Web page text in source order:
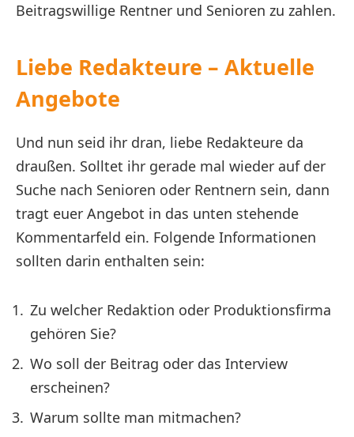
Beitragswillige Rentner und Senioren zu zahlen.
Liebe Redakteure – Aktuelle
Angebote
Und nun seid ihr dran, liebe Redakteure da
draußen. Solltet ihr gerade mal wieder auf der
Suche nach Senioren oder Rentnern sein, dann
tragt euer Angebot in das unten stehende
Kommentarfeld ein. Folgende Informationen
sollten darin enthalten sein:
Zu welcher Redaktion oder Produktionsfirma
gehören Sie?
Wo soll der Beitrag oder das Interview
erscheinen?
Warum sollte man mitmachen?